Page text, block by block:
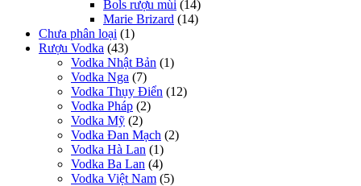
Bols rượu mùi (14)
Marie Brizard (14)
Chưa phân loại (1)
Rượu Vodka (43)
Vodka Nhật Bản (1)
Vodka Nga (7)
Vodka Thụy Điển (12)
Vodka Pháp (2)
Vodka Mỹ (2)
Vodka Đan Mạch (2)
Vodka Hà Lan (1)
Vodka Ba Lan (4)
Vodka Việt Nam (5)